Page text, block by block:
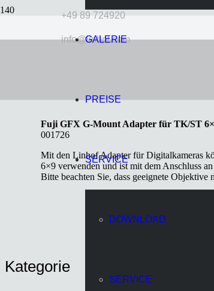
+49 89 724920
info@linhof.com
GALERIE
PREISE
SERVICE
DOWNLOAD
SERVICE
Fuji GFX G-Mount
Fuji GFX G-Mount Adapter für TK/ST
001726
Mit den Linhof Adapter für Digitalkameras
6×9 verwenden und ist mit dem Anschluss
Bitte beachten Sie, dass geeignete
Kategorie